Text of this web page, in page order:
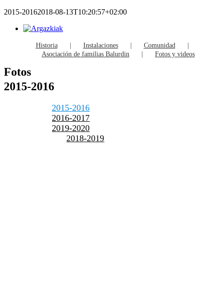
2015-20162018-08-13T10:20:57+02:00
Historia Instalaciones
Comunidad
Asociación de familias Balurdin
Fotos y videos
Fotos
2015-2016
2015-2016
2016-2017
2019-2020
2018-2019